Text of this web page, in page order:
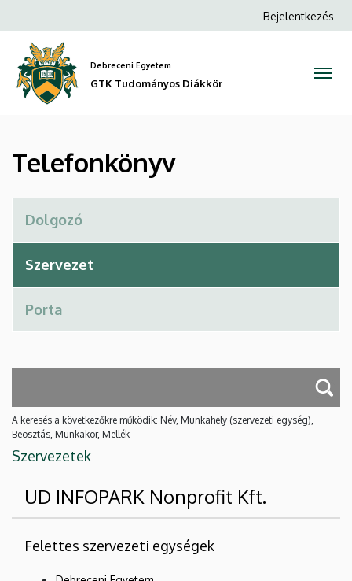
GTK
Tudományos
Diákkör
a
tartalomra
Anonim
Bejelentkezés
Debreceni Egyetem
GTK Tudományos Diákkör
Telefonkönyv
A keresés a következőkre működik: Név, Munkahely (szervezeti egység),
Beosztás, Munkakör, Mellék
Szervezetek
UD INFOPARK Nonprofit Kft.
Felettes szervezeti egységek